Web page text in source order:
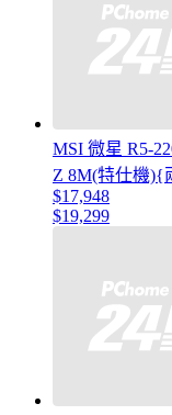
MSI 微星 R5-
Z 8M(特仕機){
$17,948
$19,299